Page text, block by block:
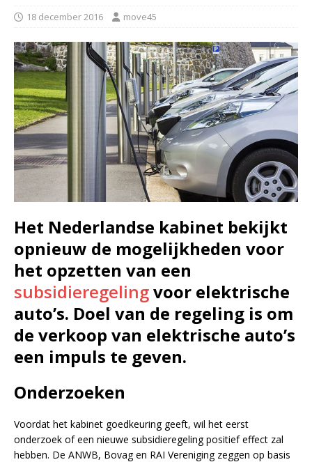
18 december 2016 move45
Het Nederlandse kabinet bekijkt
opnieuw de mogelijkheden voor
het opzetten van een
subsidieregelingvoor elektrische
auto’s. Doel van de regeling is om
de verkoop van elektrische auto’s
een impuls te geven.
Onderzoeken
Voordat het kabinet goedkeuring geeft, wil het eerst
onderzoek of een nieuwe subsidieregeling positief effect zal
hebben. De ANWB, Bovag en RAI Vereniging zeggen op basis